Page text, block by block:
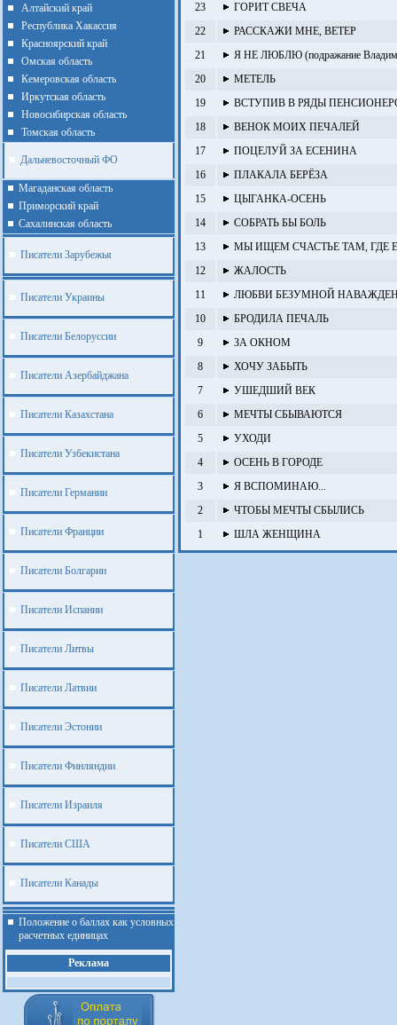
Алтайcкий край
Республика Хакассия
Красноярский край
Омская область
Кемеровская область
Иркутская область
Новосибирская область
Томская область
Дальневосточный ФО
Магаданская область
Приморский край
Cахалинская область
Писатели Зарубежья
Писатели Украины
Писатели Белоруссии
Писатели Азербайджана
Писатели Казахстана
Писатели Узбекистана
Писатели Германии
Писатели Франции
Писатели Болгарии
Писатели Испании
Писатели Литвы
Писатели Латвии
Писатели Эстонии
Писатели Финляндии
Писатели Израиля
Писатели США
Писатели Канады
Положение о баллах как условных
расчетных единицах
Реклама
23
ГОРИТ СВЕЧА
22
РАССКАЖИ МНЕ, ВЕТЕР
21
Я НЕ ЛЮБЛЮ (подражание
20
МЕТЕЛЬ
19
ВСТУПИВ В РЯДЫ
18
ВЕНОК МОИХ ПЕЧАЛЕЙ
17
ПОЦЕЛУЙ ЗА ЕСЕНИНА
16
ПЛАКАЛА БЕРЁЗА
15
ЦЫГАНКА-ОСЕНЬ
14
СОБРАТЬ БЫ БОЛЬ
13
МЫ ИЩЕМ СЧАСТЬЕ ТАМ, ГДЕ
12
ЖАЛОСТЬ
11
ЛЮБВИ БЕЗУМНОЙ
10
БРОДИЛА ПЕЧАЛЬ
9
ЗА ОКНОМ
8
ХОЧУ ЗАБЫТЬ
7
УШЕДШИЙ ВЕК
6
МЕЧТЫ СБЫВАЮТСЯ
5
УХОДИ
4
ОСЕНЬ В ГОРОДЕ
3
Я ВСПОМИНАЮ...
2
ЧТОБЫ МЕЧТЫ СБЫЛИСЬ
1
ШЛА ЖЕНЩИНА